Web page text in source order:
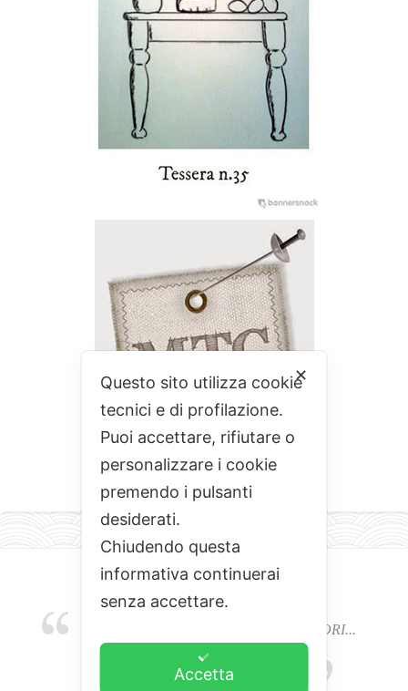
EMOZIONI, COLORI, ODORI E SAPORI...
L'ALCHIMIA DEL BUON CIBO
✕
Questo sito utilizza cookie
tecnici e di profilazione.
Puoi accettare, rifiutare o
personalizzare i cookie
premendo i pulsanti
desiderati.
Chiudendo questa
informativa continuerai
senza accettare.
Accetta